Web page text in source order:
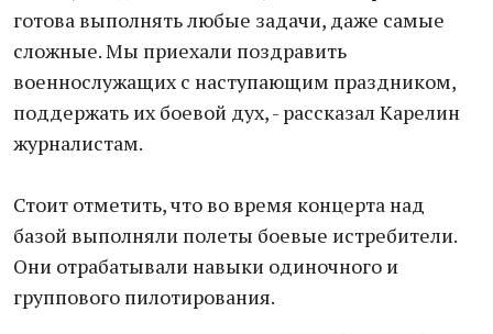
готова выполнять любые задачи, даже самые
сложные. Мы приехали поздравить
военнослужащих с наступающим праздником,
поддержать их боевой дух, - рассказал Карелин
журналистам.
Стоит отметить, что во время концерта над
базой выполняли полеты боевые истребители.
Они отрабатывали навыки одиночного и
группового пилотирования.